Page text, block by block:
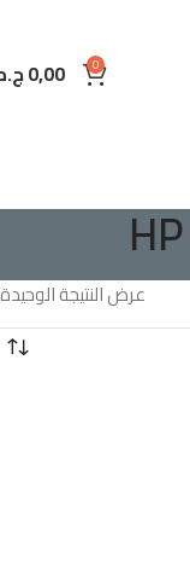
0
0,00
عرض النتيجة الوحيدة